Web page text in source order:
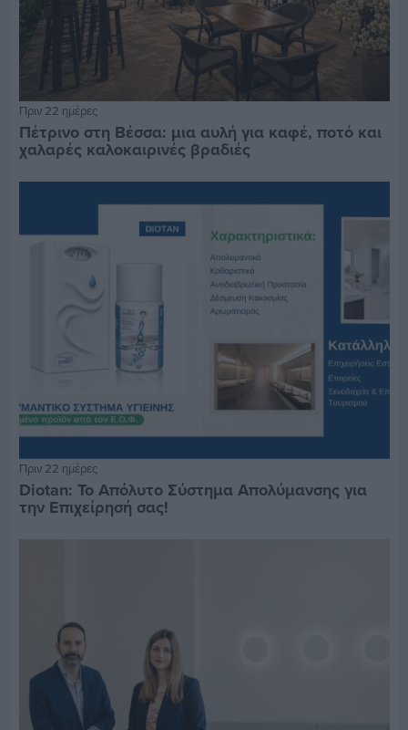
Πριν 22 ημέρες
Πέτρινο στη Βέσσα: μια αυλή για καφέ, ποτό και
χαλαρές καλοκαιρινές βραδιές
Πριν 22 ημέρες
Diotan: Το Απόλυτο Σύστημα Απολύμανσης για
την Επιχείρησή σας!